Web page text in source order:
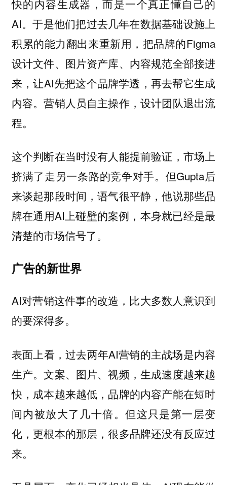
快的内容生成器，而是一个真正懂自己的
AI。于是他们把过去几年在数据基础设施上
积累的能力翻出来重新用，把品牌的Figma
设计文件、图片资产库、内容规范全部接进
来，让AI先把这个品牌学透，再去帮它生成
内容。营销人员自主操作，设计团队退出流
程。
这个判断在当时没有人能提前验证，市场上
挤满了走另一条路的竞争对手。但Gupta后
来谈起那段时间，语气很平静，他说那些品
牌在通用AI上碰壁的案例，本身就已经是最
清楚的市场信号了。
广告的新世界
AI对营销这件事的改造，比大多数人意识到
的要深得多。
表面上看，过去两年AI营销的主战场是内容
生产。文案、图片、视频，生成速度越来越
快，成本越来越低，品牌的内容产能在短时
间内被放大了几十倍。但这只是第一层变
化，更根本的那层，很多品牌还没有反应过
来。